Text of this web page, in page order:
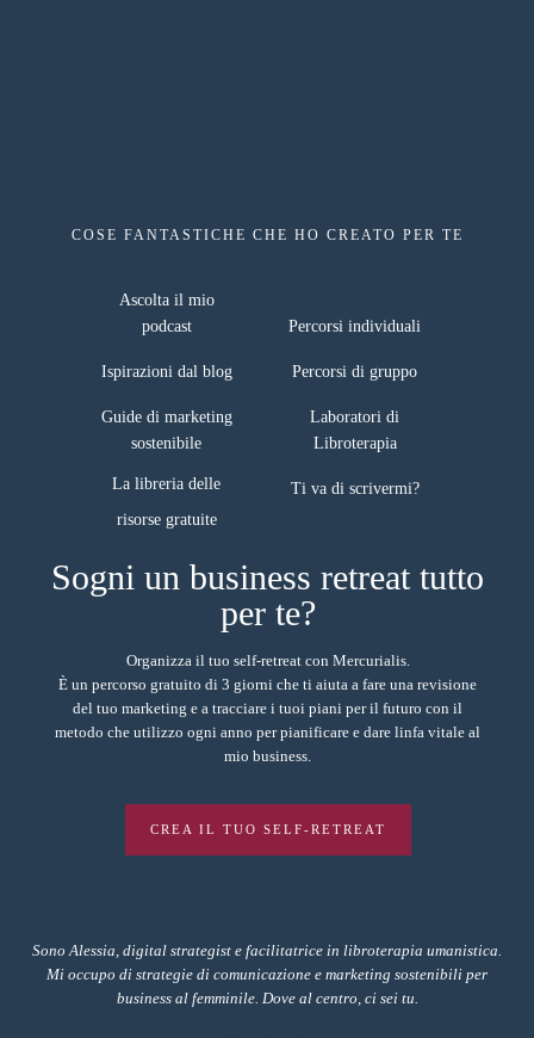
COSE FANTASTICHE CHE HO CREATO PER TE
Ascolta il mio
podcast
Ispirazioni dal blog
Guide di marketing
sostenibile
La libreria delle
Percorsi individuali
Percorsi di gruppo
Laboratori di
Libroterapia
Ti va di scrivermi?
Sogni un business retreat tutto
per te?
Organizza il tuo self-retreat con Mercurialis.
È un percorso gratuito di 3 giorni che ti aiuta a fare una revisione
del tuo marketing e a tracciare i tuoi piani per il futuro con il
metodo che utilizzo ogni anno per pianificare e dare linfa vitale al
mio business.
CREA IL TUO SELF-RETREAT
Sono Alessia, digital strategist e facilitatrice in libroterapia umanistica.
Mi occupo di strategie di comunicazione e marketing sostenibili per
business al femminile. Dove al centro, ci sei tu.